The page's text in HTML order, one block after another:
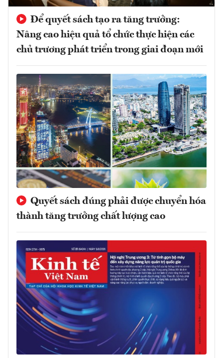
Để quyết sách tạo ra tăng trưởng:
Nâng cao hiệu quả tổ chức thực hiện các
chủ trương phát triển trong giai đoạn mới
Quyết sách đúng phải được chuyển hóa
thành tăng trưởng chất lượng cao